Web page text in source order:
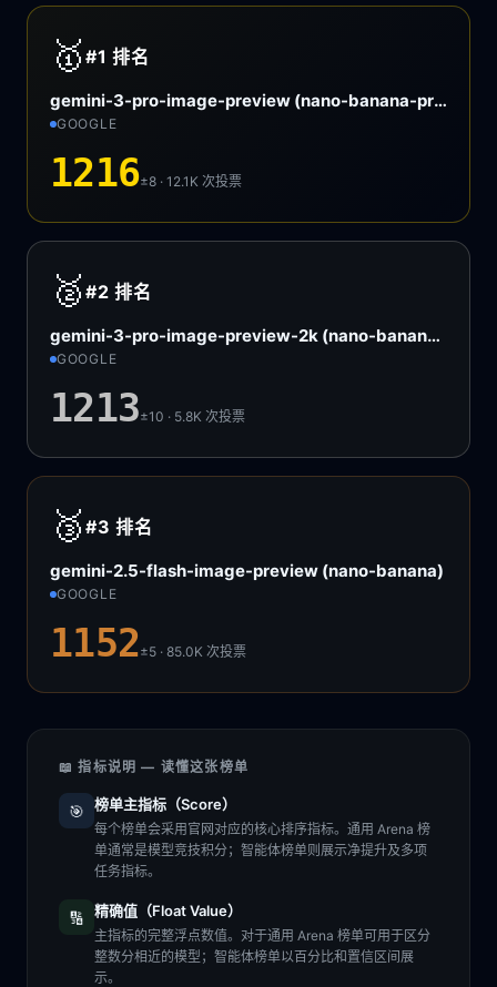
🥇 #1排名
gemini-3-pro-image-preview (nano-banana-pro)
GOOGLE
1216±8 · 12.1K次投票
🥈 #2排名
gemini-3-pro-image-preview-2k (nano-banana-pro)
GOOGLE
1213±10 · 5.8K次投票
🥉 #3排名
gemini-2.5-flash-image-preview (nano-banana)
GOOGLE
1152±5 · 85.0K次投票
📖 指标说明 — 读懂这张榜单
🎯 榜单主指标（Score）
每个榜单会采用官网对应的核心排序指标。通用 Arena 榜
单通常是模型竞技积分；智能体榜单则展示净提升及多项
任务指标。
🔢 精确值（Float Value）
主指标的完整浮点数值。对于通用 Arena 榜单可用于区分
整数分相近的模型；智能体榜单以百分比和置信区间展
示。